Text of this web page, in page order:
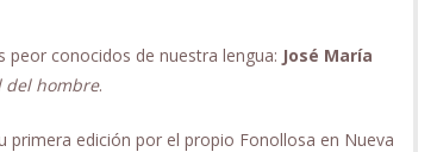
conocidos de nuestra lengua: José María
del hombre.
primera edición por el propio Fonollosa en Nueva